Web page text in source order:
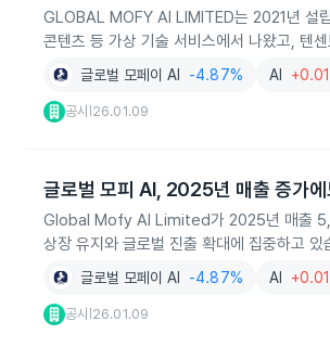
GLOBAL MOFY AI LIMITED는 2021년 설
콘텐츠 등 가상 기술 서비스에서 나왔고, 텐
글로벌 모페이 AI -4.87% AI
공시 26.01.09
글로벌 모피 AI, 2025년 매출 증가
Global Mofy AI Limited가 2025년 매출
상장 유지와 글로벌 진출 확대에 집중하고 있
글로벌 모페이 AI -4.87% AI
공시 26.01.09